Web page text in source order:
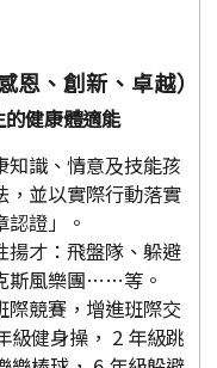
、創新、卓越）
的健康體適能
識、情意及技能孩
，並以實際行動落實
證」。
揚才：飛盤隊、躲避
斯風樂團……等。
競賽，增進班際交
級健身操， 2 年級跳